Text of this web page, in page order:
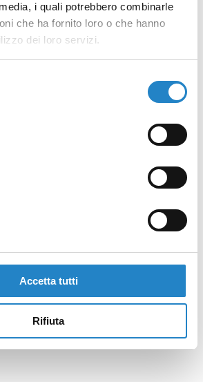
i quali potrebbero combinarle
che ha fornito loro o che hanno
dei loro servizi.
Accetta tutti
Rifiuta